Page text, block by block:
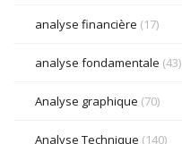
analyse financière (17)
analyse fondamentale (43)
Analyse graphique (70)
Analyse Technique (140)